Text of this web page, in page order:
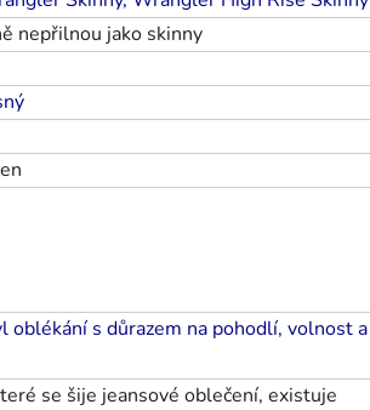
nepřilnou jako skinny
s důrazem na pohodlí, volnost a
se šije jeansové oblečení, existuje